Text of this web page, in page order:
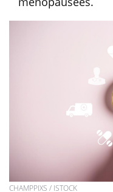
CHAMPPIXS / ISTOCK